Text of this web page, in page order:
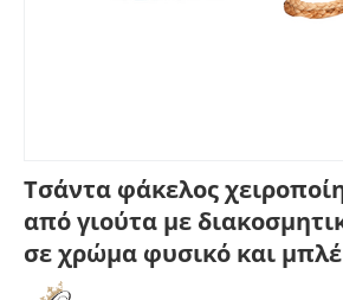
Τσάντα φάκελος
από γιούτα με
σε χρώμα φυσικό και